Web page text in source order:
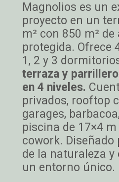
Magnolios es un
proyecto en un
m² con 850 m²
protegida. Ofrece
1, 2 y 3
terraza y
en 4 niveles.
privados, rooftop
garages,
piscina de 17×4
cowork.
de la naturaleza
un entorno único.